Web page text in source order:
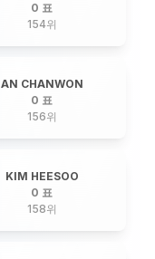
0 표
154위
AN CHANWON
0 표
156위
KIM HEESOO
0 표
158위